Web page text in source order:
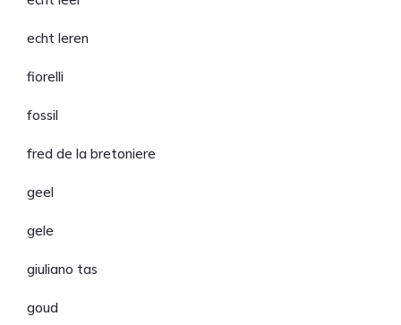
echt leren
fiorelli
fossil
fred de la bretoniere
geel
gele
giuliano tas
goud